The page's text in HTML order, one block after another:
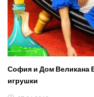
София и Дом Великана
игрушки